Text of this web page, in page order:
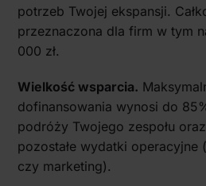
potrzeb Twojej ekspansji.
przeznaczona dla firm w tym
000 zł.
Wielkość wsparcia.
dofinansowania wynosi do
podróży Twojego zespołu
pozostałe wydatki operacyjne
czy marketing).